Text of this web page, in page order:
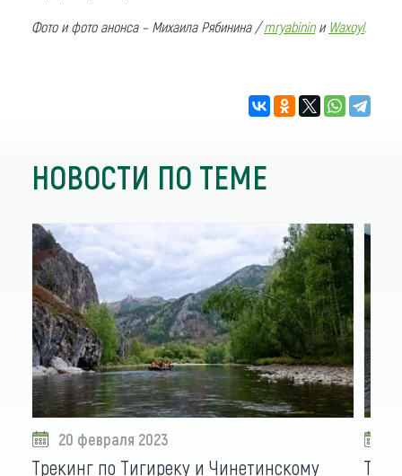
Фото и фото анонса – Михаила Рябинина /mryabininи Waxoyl.
НОВОСТИ ПО ТЕМЕ
20 февраля 2023
Трекинг по Тигиреку и Чинетинскому